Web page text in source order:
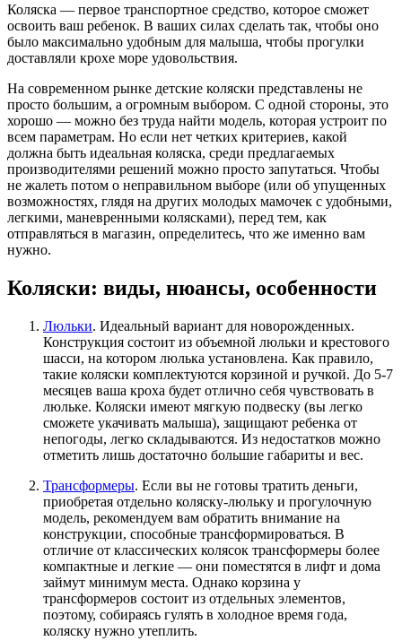
Коляска — первое транспортное средство, которое сможет
освоить ваш ребенок. В ваших силах сделать так, чтобы оно
было максимально удобным для малыша, чтобы прогулки
доставляли крохе море удовольствия.
На современном рынке детские коляски представлены не
просто большим, а огромным выбором. С одной стороны, это
хорошо — можно без труда найти модель, которая устроит по
всем параметрам. Но если нет четких критериев, какой
должна быть идеальная коляска, среди предлагаемых
производителями решений можно просто запутаться. Чтобы
не жалеть потом о неправильном выборе (или об упущенных
возможностях, глядя на других молодых мамочек с удобными,
легкими, маневренными колясками), перед тем, как
отправляться в магазин, определитесь, что же именно вам
нужно.
Коляски: виды, нюансы, особенности
Люльки. Идеальный вариант для новорожденных.
Конструкция состоит из объемной люльки и крестового
шасси, на котором люлька установлена. Как правило,
такие коляски комплектуются корзиной и ручкой. До 5-7
месяцев ваша кроха будет отлично себя чувствовать в
люльке. Коляски имеют мягкую подвеску (вы легко
сможете укачивать малыша), защищают ребенка от
непогоды, легко складываются. Из недостатков можно
отметить лишь достаточно большие габариты и вес.
Трансформеры. Если вы не готовы тратить деньги,
приобретая отдельно коляску-люльку и прогулочную
модель, рекомендуем вам обратить внимание на
конструкции, способные трансформироваться. В
отличие от классических колясок трансформеры более
компактные и легкие — они поместятся в лифт и дома
займут минимум места. Однако корзина у
трансформеров состоит из отдельных элементов,
поэтому, собираясь гулять в холодное время года,
коляску нужно утеплить.